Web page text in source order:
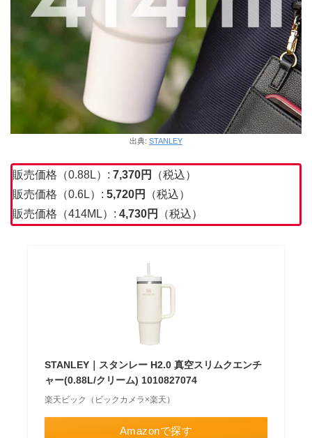
出典: STANLEY
販売価格（0.88L）: 7,370円
（税込）
販売価格（0.6L）: 5,720円
（税込）
販売価格（414ML）: 4,730円 （税込）
STANLEY｜スタンレー H2.0 真空スリムクエンチ
ャー(0.88L/クリーム) 1010827074
楽天ビック（ビックカメラ×楽天）
Amazonで探す